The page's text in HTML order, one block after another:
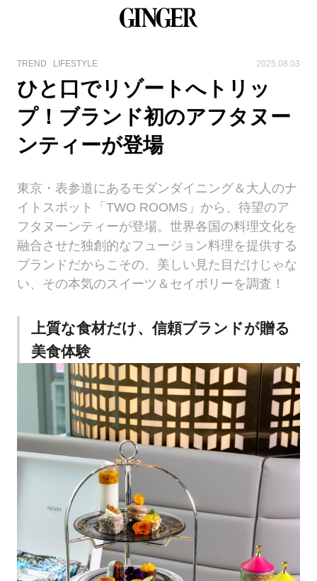
TREND LIFESTYLE 2025.08.03
ひと口でリゾートへトリッ
プ！ブランド初のアフタヌー
ンティーが登場
東京・表参道にあるモダンダイニング＆大人のナ
イトスポット「TWO ROOMS」から、待望のア
フタヌーンティーが登場。世界各国の料理文化を
融合させた独創的なフュージョン料理を提供する
ブランドだからこその、美しい見た目だけじゃな
い、その本気のスイーツ＆セイボリーを調査！
上質な食材だけ、信頼ブランドが贈る
美食体験